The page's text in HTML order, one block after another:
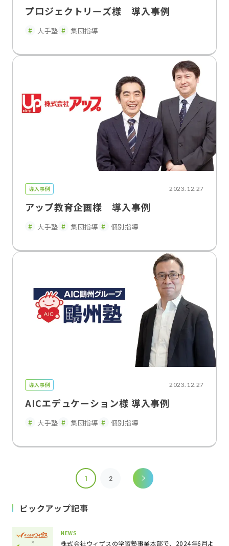
プロジェクトリーズ様 導入事例
大手塾 集団指導
導入事例 2023.12.27
アップ教育企画様 導入事例
大手塾 集団指導 個別指導
導入事例 2023.12.27
AICエデュケーション様 導入事例
大手塾 集団指導 個別指導
1 2
ピックアップ記事
NEWS
株式会社ウィザスの学習塾事業本部で、2024年6月よ